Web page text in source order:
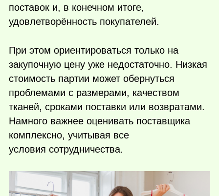
поставок и, в конечном итоге,
удовлетворённость покупателей.
При этом ориентироваться только на
закупочную цену уже недостаточно. Низкая
стоимость партии может обернуться
проблемами с размерами, качеством
тканей, сроками поставки или возвратами.
Намного важнее оценивать поставщика
комплексно, учитывая все
условия сотрудничества.